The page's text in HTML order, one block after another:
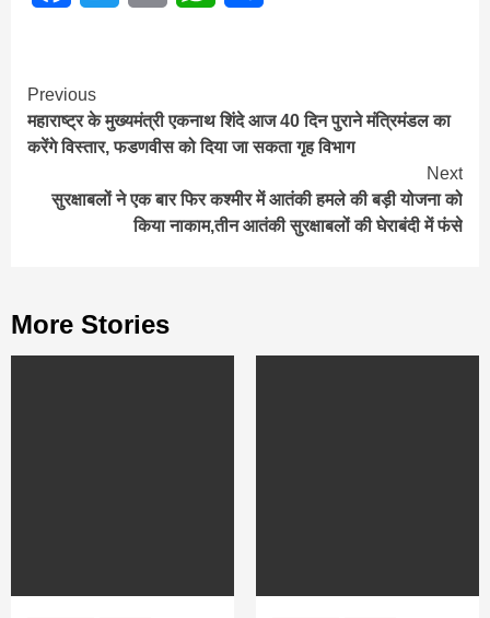
Continue
Reading
Previous
महाराष्ट्र के मुख्यमंत्री एकनाथ शिंदे आज 40 दिन पुराने मंत्रिमंडल का
करेंगे विस्तार, फडणवीस को दिया जा सकता गृह विभाग
Next
सुरक्षाबलों ने एक बार फिर कश्मीर में आतंकी हमले की बड़ी योजना को
किया नाकाम,तीन आतंकी सुरक्षाबलों की घेराबंदी में फंसे
More Stories